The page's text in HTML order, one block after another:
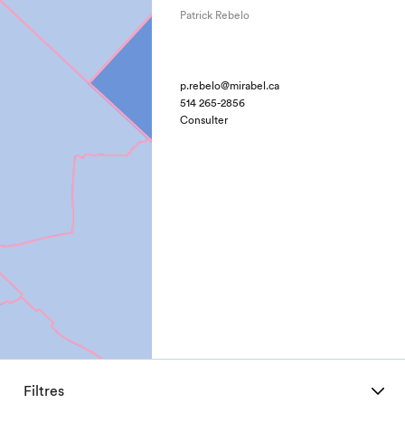
Filtres
Patrick Rebelo
p.rebelo@mirabel.ca
514 265-2856
Consulter